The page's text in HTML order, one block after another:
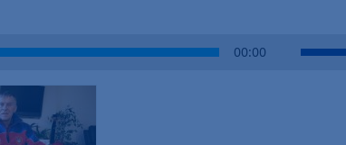
00:00
Use